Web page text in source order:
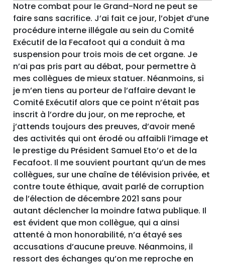
Notre combat pour le Grand-Nord ne peut se
faire sans sacrifice. J’ai fait ce jour, l’objet d’une
procédure interne illégale au sein du Comité
Exécutif de la Fecafoot qui a conduit à ma
suspension pour trois mois de cet organe. Je
n’ai pas pris part au débat, pour permettre à
mes collègues de mieux statuer. Néanmoins, si
je m’en tiens au porteur de l’affaire devant le
Comité Exécutif alors que ce point n’était pas
inscrit à l’ordre du jour, on me reproche, et
j’attends toujours des preuves, d’avoir mené
des activités qui ont érodé ou affaibli l’image et
le prestige du Président Samuel Eto’o et de la
Fecafoot. Il me souvient pourtant qu’un de mes
collègues, sur une chaîne de télévision privée, et
contre toute éthique, avait parlé de corruption
de l’élection de décembre 2021 sans pour
autant déclencher la moindre fatwa publique. Il
est évident que mon collègue, qui a ainsi
attenté à mon honorabilité, n’a étayé ses
accusations d’aucune preuve. Néanmoins, il
ressort des échanges qu’on me reproche en